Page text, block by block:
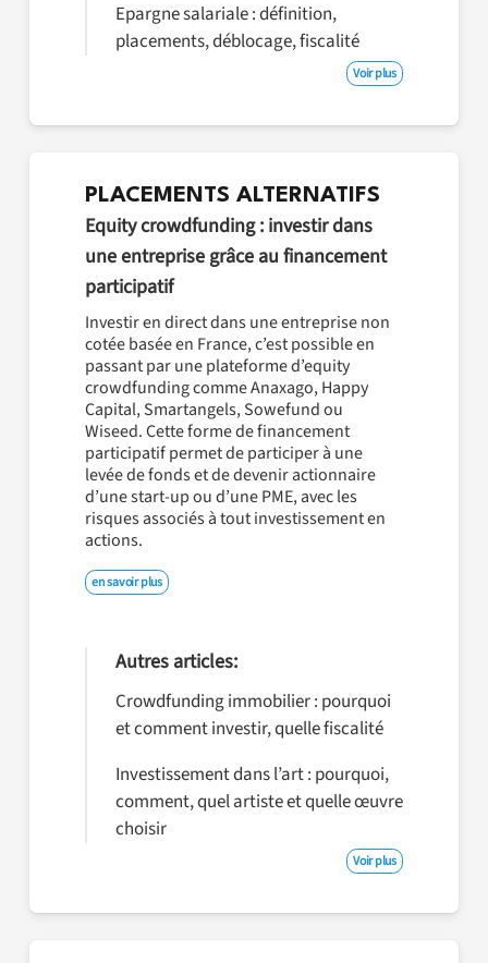
Epargne salariale : définition,
placements, déblocage, fiscalité
Voir plus
PLACEMENTS ALTERNATIFS
Equity crowdfunding : investir dans
une entreprise grâce au financement
participatif
Investir en direct dans une entreprise non
cotée basée en France, c’est possible en
passant par une plateforme d’equity
crowdfunding comme Anaxago, Happy
Capital, Smartangels, Sowefund ou
Wiseed. Cette forme de financement
participatif permet de participer à une
levée de fonds et de devenir actionnaire
d’une start-up ou d’une PME, avec les
risques associés à tout investissement en
actions.
en savoir plus
Autres articles:
Crowdfunding immobilier : pourquoi
et comment investir, quelle fiscalité
Investissement dans l’art : pourquoi,
comment, quel artiste et quelle œuvre
choisir
Voir plus